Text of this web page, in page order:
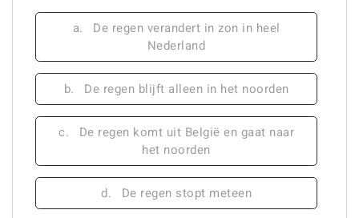
a.
Nederland
b. De regen blijft alleen in het noorden
c.
het noorden
d. De regen stopt meteen